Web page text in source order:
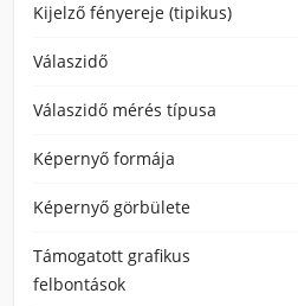
Kijelző fényereje (tipikus)
Válaszidő
Válaszidő mérés típusa
Képernyő formája
Képernyő görbülete
Támogatott grafikus
felbontások